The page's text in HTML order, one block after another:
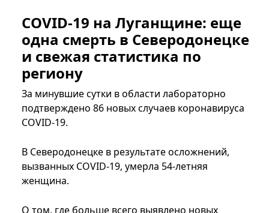
COVID-19 на Луганщине: еще
одна смерть в Северодонецке
и свежая статистика по
региону
За минувшие сутки в области лабораторно
подтверждено 86 новых случаев коронавируса
COVID-19.
В Северодонецке в результате осложнений,
вызванных COVID-19, умерла 54-летняя
женщина.
О том, где больше всего выявлено новых